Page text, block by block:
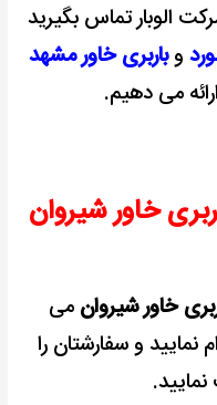
الوبار تماس بگیرید
وباربری خاور مشهد
می دهیم.
خاور شیروان
خاور شیروان می
نمایید و سفارشتان را